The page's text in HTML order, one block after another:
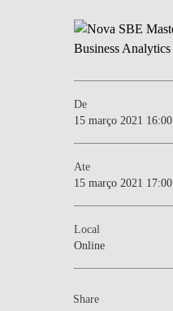
De
15 março 2021 16:00
Ate
15 março 2021 17:00
Local
Online
Share